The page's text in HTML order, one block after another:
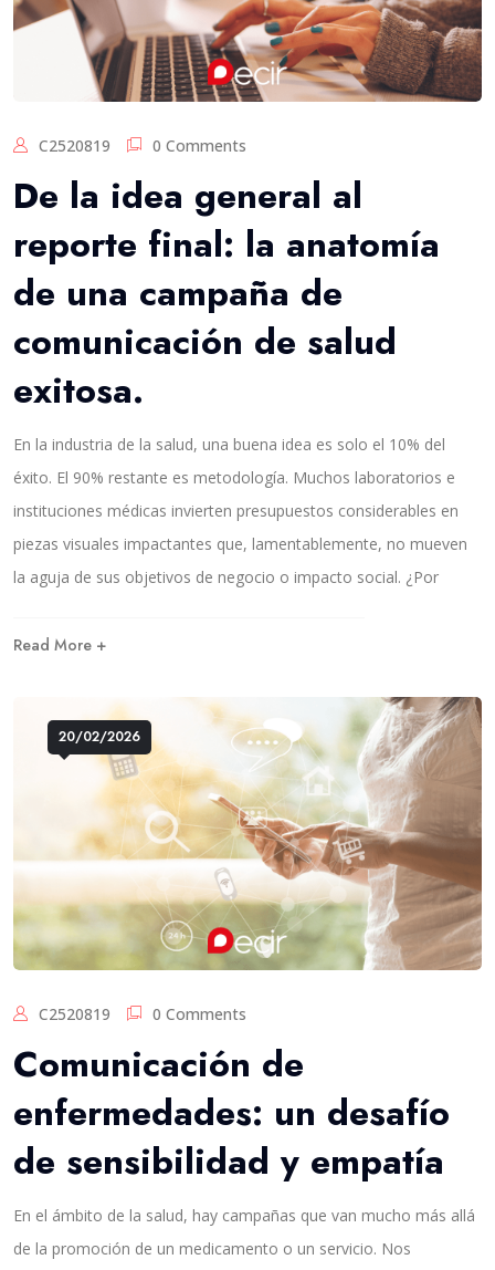
C2520819 0 Comments
De la idea general al
reporte final: la anatomía
de una campaña de
comunicación de salud
exitosa.
En la industria de la salud, una buena idea es solo el 10% del
éxito. El 90% restante es metodología. Muchos laboratorios e
instituciones médicas invierten presupuestos considerables en
piezas visuales impactantes que, lamentablemente, no mueven
la aguja de sus objetivos de negocio o impacto social. ¿Por
Read More +
20/02/2026
C2520819 0 Comments
Comunicación de
enfermedades: un desafío
de sensibilidad y empatía
En el ámbito de la salud, hay campañas que van mucho más allá
de la promoción de un medicamento o un servicio. Nos